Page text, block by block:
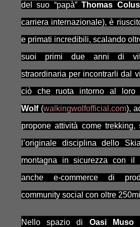
del suo “papà”Thomas
carriera internazionale), è
e primati incredibili, scalando
suoi primi due anni di
straordinaria per incontrarli dal
ciò che ruota intorno al loro
Wolf (walkingwolfofficial.com),
propone attività come trekking,
l’originale disciplina dello
montagna in sicurezza con il
anche e-commerce di
community social con oltre
Nello spazio di Oasi Muso